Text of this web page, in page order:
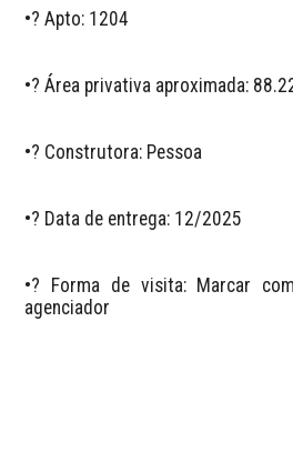
•? Apto: 1204
•? Área privativa aproximada:
•? Construtora: Pessoa
•? Data de entrega: 12/2025
•? Forma de visita: Marcar
agenciador